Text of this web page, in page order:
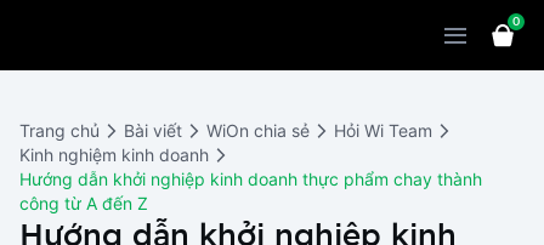
WiOn AI
WiOn Social
Chatbot
Marketing
Thiết bị
Bảng giá
0
Trang chủ Bài viết WiOn chia sẻ
Hỏi Wi Team
Kinh nghiệm kinh doanh
Hướng dẫn khởi nghiệp kinh doanh thực phẩm chay thành
công từ A đến Z
Hướng dẫn khởi nghiệp kinh